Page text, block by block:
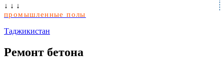
↓ ↓ ↓
промышленные полы
Таджикистан
Ремонт бетона